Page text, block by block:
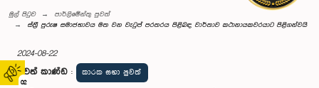
02
මුල් පිටුව
පාර්ලි‌මේන්තු පුවත්
ස්ත්‍රී පුරුෂ සමාජභාවය මත වන වැටුප් පරතරය පිළිබඳ වාර්තාව කථානායකවරයාට පිළිගන්වයි
2024-08-22
පුවත් කාණ්ඩ : කාරක සභා පුවත්